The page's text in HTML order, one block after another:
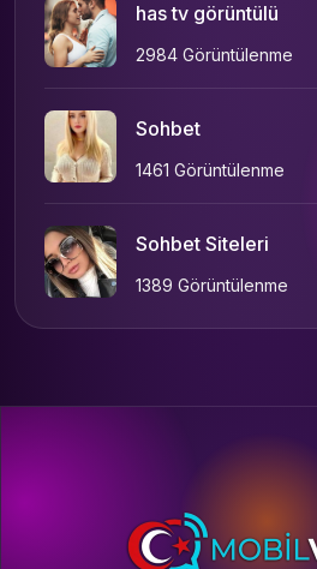
has tv görüntülü
2984 Görüntülenme
Sohbet
1461 Görüntülenme
Sohbet Siteleri
1389 Görüntülenme